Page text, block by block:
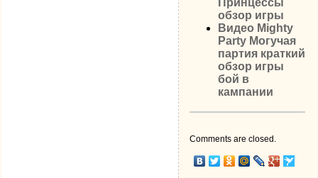
Принцессы
обзор игры
Видео Mighty
Party Могучая
партия краткий
обзор игры
бой в
кампании
Comments are closed.